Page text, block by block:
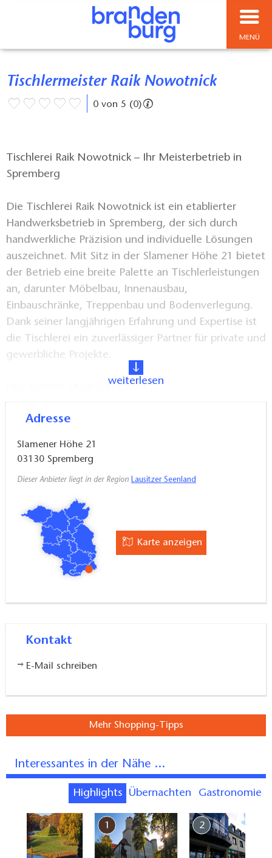
MENÜ
Tischlermeister Raik Nowotnick
0 von 5 (0)
Tischlerei Raik Nowotnick – Ihr Meisterbetrieb in
Spremberg
Die Tischlerei Raik Nowotnick ist ein etablierter
Handwerksbetrieb in Spremberg, der sich durch
handwerkliche Präzision und individuelle Lösungen
auszeichnet. Mit Sitz in der Slamener Höhe 21 bietet
der Betrieb eine breite Palette an Tischlerleistungen
an, darunter Möbelbau, Innenausbau,
Einbauschränke, Treppenbau und Bodenverlegung.
Dank seiner langjährigen Erfahrung und Expertise ist
die Tischlerei ein zuverlässiger Partner für private und
gewerbliche Projekte.
spremberg.de/stadtgutschein/) eingelöst werden.
weiterlesen
Adresse
Slamener Höhe 21
03130 Spremberg
Dieser Anbieter liegt in der Region Lausitzer Seenland
Karte anzeigen
Kontakt
E-Mail schreiben
Mehr Shopping-Tipps
Interessantes in der Nähe ...
Highlights Übernachten Gastronomie
1 2